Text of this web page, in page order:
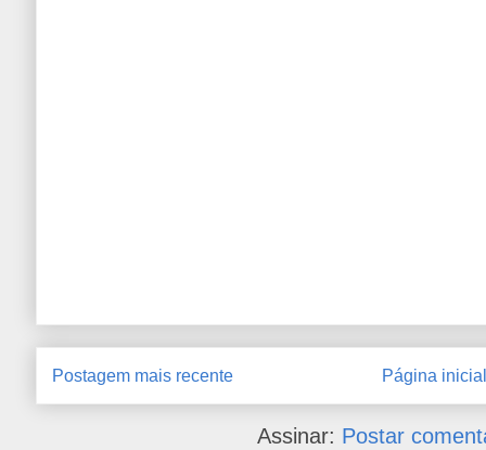
Postagem mais recente Página inicial
Assinar: Postar